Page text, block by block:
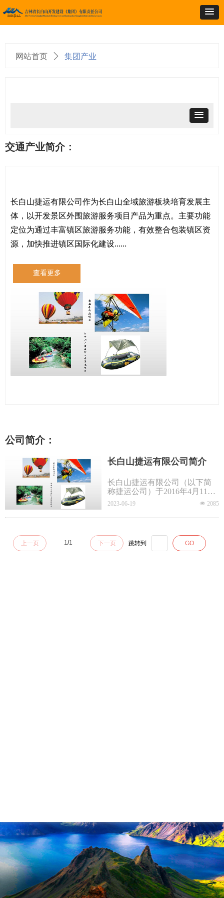
交通产业简介：
长白山捷运有限公司作为长白山全域旅游板块培育发展主
体，以开发景区外围旅游服务项目产品为重点。主要功能
定位为通过丰富镇区旅游服务功能，有效整合包装镇区资
源，加快推进镇区国际化建设......
查看更多
公司简介：
长白山捷运有限公司简介
长白山捷运有限公司（以下简
称捷运公司）于2016年4月11日
由长白山管委会国资委依法定
立。为加快推进国企改革工
山管委会国资委《关于变更长
白山管委会所述部分国有企业
넶 2085
2023-06-19
上一页 1/1 下一页 跳转到 GO
网站首页 ꄲ 集团产业